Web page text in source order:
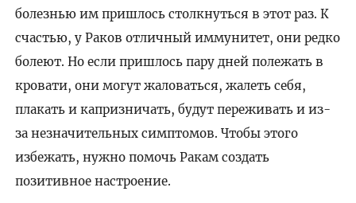
болезнью им пришлось столкнуться в этот раз. К
счастью, у Раков отличный иммунитет, они редко
болеют. Но если пришлось пару дней полежать в
кровати, они могут жаловаться, жалеть себя,
плакать и капризничать, будут переживать и из-
за незначительных симптомов. Чтобы этого
избежать, нужно помочь Ракам создать
позитивное настроение.